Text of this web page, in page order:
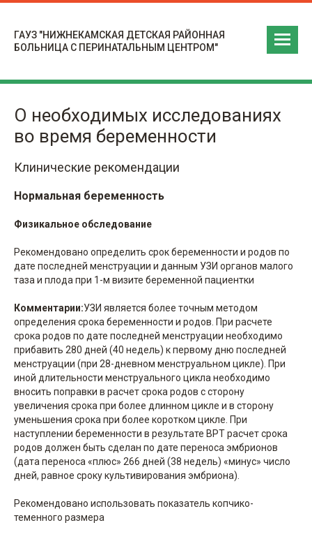
ГАУЗ "НИЖНЕКАМСКАЯ ДЕТСКАЯ РАЙОННАЯ
БОЛЬНИЦА С ПЕРИНАТАЛЬНЫМ ЦЕНТРОМ"
О необходимых исследованиях
во время беременности
Клинические рекомендации
Нормальная беременность
Физикальное обследование
Рекомендовано определить срок беременности и родов по
дате последней менструации и данным УЗИ органов малого
таза и плода при 1-м визите беременной пациентки
Комментарии:УЗИ является более точным методом
определения срока беременности и родов. При расчете
срока родов по дате последней менструации необходимо
прибавить 280 дней (40 недель) к первому дню последней
менструации (при 28-дневном менструальном цикле). При
иной длительности менструального цикла необходимо
вносить поправки в расчет срока родов с сторону
увеличения срока при более длинном цикле и в сторону
уменьшения срока при более коротком цикле. При
наступлении беременности в результате ВРТ расчет срока
родов должен быть сделан по дате переноса эмбрионов
(дата переноса «плюс» 266 дней (38 недель) «минус» число
дней, равное сроку культивирования эмбриона).
Рекомендовано использовать показатель копчико-
теменного размера